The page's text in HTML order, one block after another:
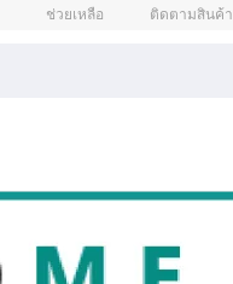
ช่วยเหลือ ติดตามสินค้า